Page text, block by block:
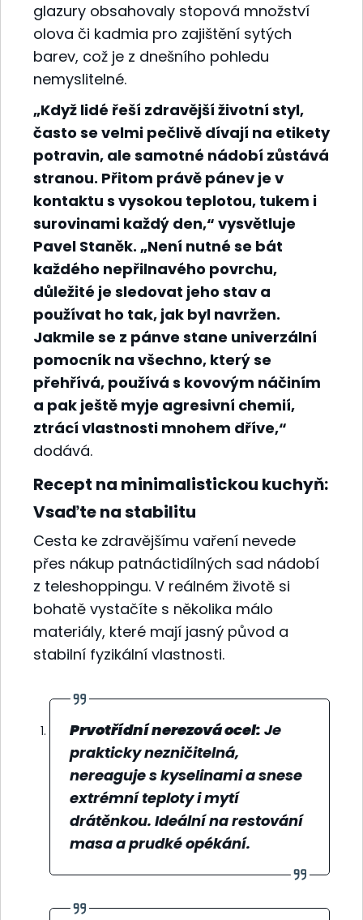
glazury obsahovaly stopová množství
olova či kadmia pro zajištění sytých
barev, což je z dnešního pohledu
nemyslitelné.
„Když lidé řeší zdravější životní styl,
často se velmi pečlivě dívají na etikety
potravin, ale samotné nádobí zůstává
stranou. Přitom právě pánev je v
kontaktu s vysokou teplotou, tukem i
surovinami každý den,“ vysvětluje
Pavel Staněk. „Není nutné se bát
každého nepřilnavého povrchu,
důležité je sledovat jeho stav a
používat ho tak, jak byl navržen.
Jakmile se z pánve stane univerzální
pomocník na všechno, který se
přehřívá, používá s kovovým náčiním
a pak ještě myje agresivní chemií,
ztrácí vlastnosti mnohem dříve,“
dodává.
Recept na minimalistickou kuchyň:
Vsaďte na stabilitu
Cesta ke zdravějšímu vaření nevede
přes nákup patnáctidílných sad nádobí
z teleshoppingu. V reálném životě si
bohatě vystačíte s několika málo
materiály, které mají jasný původ a
stabilní fyzikální vlastnosti.
Prvotřídní nerezová ocel: Je
prakticky nezničitelná,
nereaguje s kyselinami a snese
extrémní teploty i mytí
drátěnkou. Ideální na restování
masa a prudké opékání.